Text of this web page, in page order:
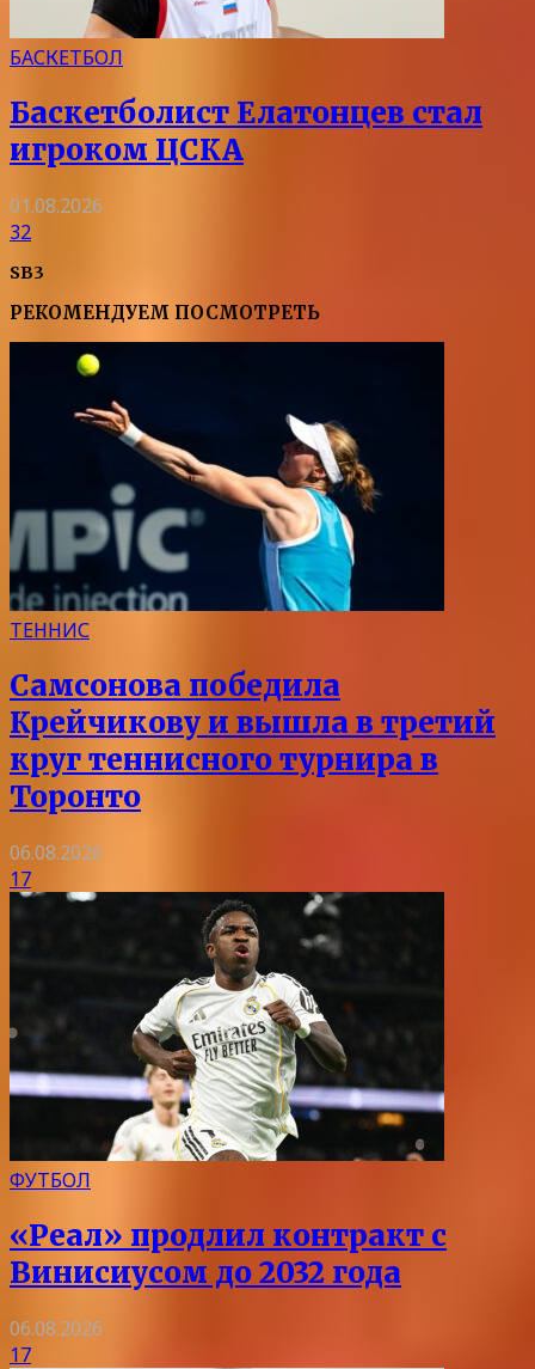
БАСКЕТБОЛ
Баскетболист Елатонцев стал
игроком ЦСКА
01.08.2026
32
SB3
РЕКОМЕНДУЕМ ПОСМОТРЕТЬ
ТЕННИС
Самсонова победила
Крейчикову и вышла в третий
круг теннисного турнира в
Торонто
06.08.2026
17
ФУТБОЛ
«Реал» продлил контракт с
Винисиусом до 2032 года
06.08.2026
17